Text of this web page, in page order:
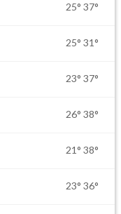
25° 37°
25° 31°
23° 37°
26° 38°
21° 38°
23° 36°